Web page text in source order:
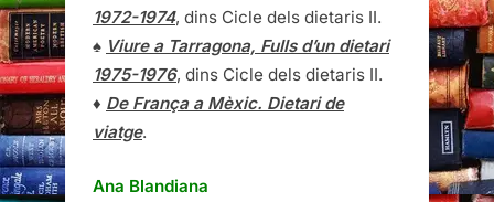
1972-1974, dins Cicle dels dietaris II.
♠ Viure a Tarragona, Fulls d’un dietari
1975-1976, dins Cicle dels dietaris II.
♦ De França a Mèxic. Dietari de
viatge.
Ana Blandiana